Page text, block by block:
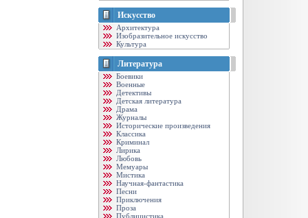
Искусство
Архитектура
Изобразительное искусство
Культура
Литература
Боевики
Военные
Детективы
Детская литература
Драма
Журналы
Исторические произведения
Классика
Криминал
Лирика
Любовь
Мемуары
Мистика
Научная-фантастика
Песни
Приключения
Проза
Публицистика